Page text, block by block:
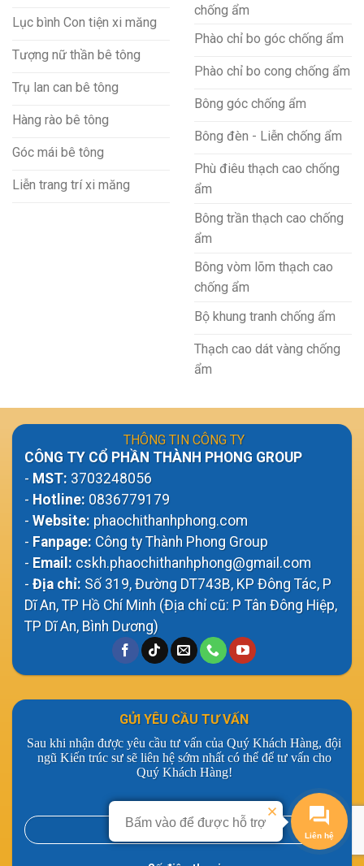
Lục bình Con tiện xi măng
Tượng nữ thần bê tông
Trụ lan can bê tông
Hàng rào bê tông
Góc mái bê tông
Liễn trang trí xi măng
chống ẩm
Phào chỉ bo góc chống ẩm
Phào chỉ bo cong chống ẩm
Bông góc chống ẩm
Bông đèn - Liễn chống ẩm
Phù điêu thạch cao chống
ẩm
Bông trần thạch cao chống
ẩm
Bông vòm lõm thạch cao
chống ẩm
Bộ khung tranh chống ẩm
Thạch cao dát vàng chống
ẩm
THÔNG TIN CÔNG TY
CÔNG TY CỔ PHẦN THÀNH PHONG GROUP
- MST: 3703248056
- Hotline: 0836779179
- Website: phaochithanhphong.com
- Fanpage: Công ty Thành Phong Group
- Email: cskh.phaochithanhphong@gmail.com
- Địa chỉ: Số 319, Đường DT743B, KP Đông Tác, P
Dĩ An, TP Hồ Chí Minh (Địa chỉ cũ: P Tân Đông Hiệp,
TP Dĩ An, Bình Dương)
GỬI YÊU CẦU TƯ VẤN
Sau khi nhận được yêu cầu tư vấn của Quý Khách Hàng, đội
ngũ Kiến trúc sư sẽ liên hệ sớm nhất có thể để tư vấn cho
Quý Khách Hàng!
Bấm vào để được hỗ trợ